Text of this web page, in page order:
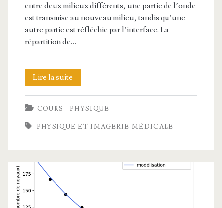
entre deux milieux différents, une partie de l’onde
est transmise au nouveau milieu, tandis qu’une
autre partie est réfléchie par l’interface. La
répartition de…
Lire la suite
:
réflexion
et
ultrasonore
COURS PHYSIQUE
PHYSIQUE ET IMAGERIE MÉDICALE